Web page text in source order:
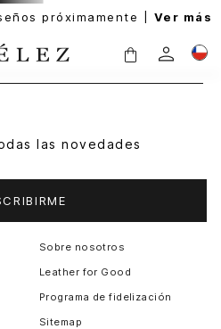
próximamente | Ver más
las novedades
Sobre nosotros
Leather for Good
Programa de fidelización
Sitemap